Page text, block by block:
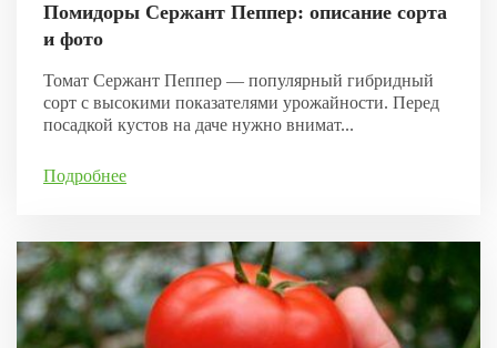
Помидоры Сержант Пеппер: описание сорта
и фото
Томат Сержант Пеппер — популярный гибридный
сорт с высокими показателями урожайности. Перед
посадкой кустов на даче нужно внимат...
Подробнее